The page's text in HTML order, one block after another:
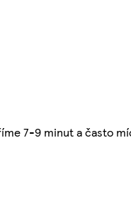
7-9 minut a často